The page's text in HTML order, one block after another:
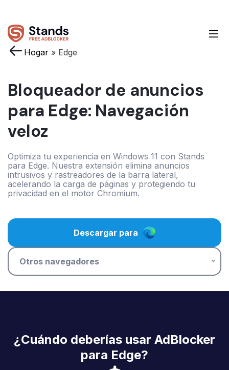
Hogar » Edge
Bloqueador de anuncios
para Edge: Navegación
veloz
Optimiza tu experiencia en Windows 11 con Stands
para Edge. Nuestra extensión elimina anuncios
intrusivos y rastreadores de la barra lateral,
acelerando la carga de páginas y protegiendo tu
privacidad en el motor Chromium.
Descargar para
Otros navegadores
¿Cuándo deberías usar AdBlocker
para Edge?